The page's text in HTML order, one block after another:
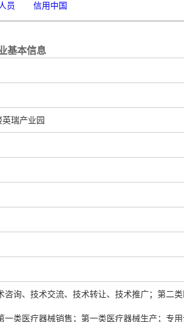
员 信用中国
基本信息
瑞产业园
询、技术交流、技术转让、技术推广；第二
类医疗器械销售；第一类医疗器械生产；专